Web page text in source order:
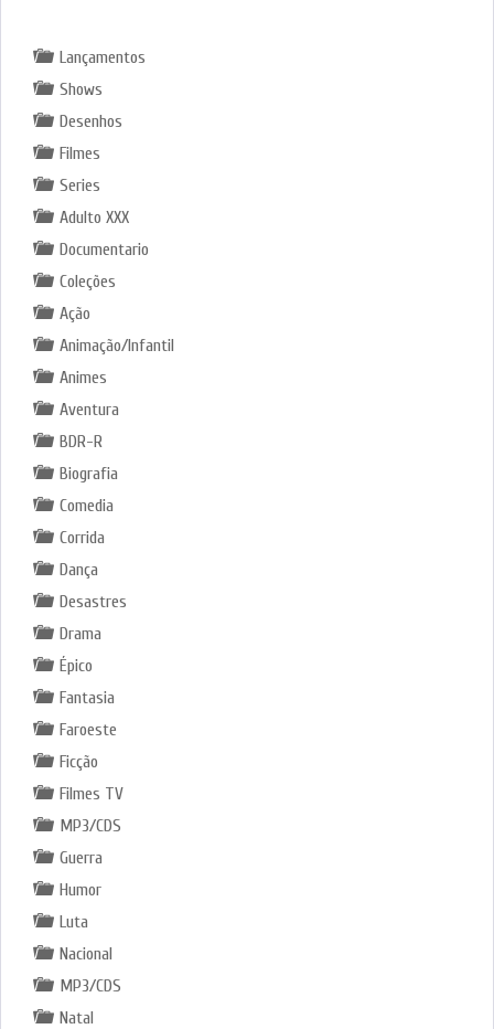
Lançamentos
Shows
Desenhos
Filmes
Series
Adulto XXX
Documentario
Coleções
Ação
Animação/Infantil
Animes
Aventura
BDR-R
Biografia
Comedia
Corrida
Dança
Desastres
Drama
Épico
Fantasia
Faroeste
Ficção
Filmes TV
MP3/CDS
Guerra
Humor
Luta
Nacional
MP3/CDS
Natal